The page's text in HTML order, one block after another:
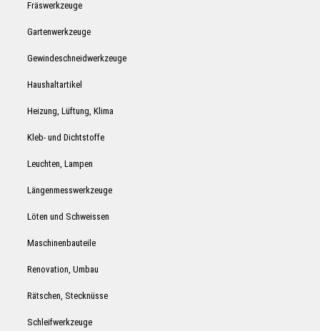
Fräswerkzeuge
Gartenwerkzeuge
Gewindeschneidwerkzeuge
Haushaltartikel
Heizung, Lüftung, Klima
Kleb- und Dichtstoffe
Leuchten, Lampen
Längenmesswerkzeuge
Löten und Schweissen
Maschinenbauteile
Renovation, Umbau
Rätschen, Stecknüsse
Schleifwerkzeuge